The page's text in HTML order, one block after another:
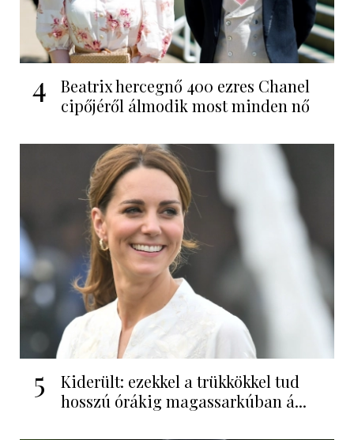
4
Beatrix hercegnő 400 ezres Chanel
cipőjéről álmodik most minden nő
5
Kiderült: ezekkel a trükkökkel tud
hosszú órákig magassarkúban á...